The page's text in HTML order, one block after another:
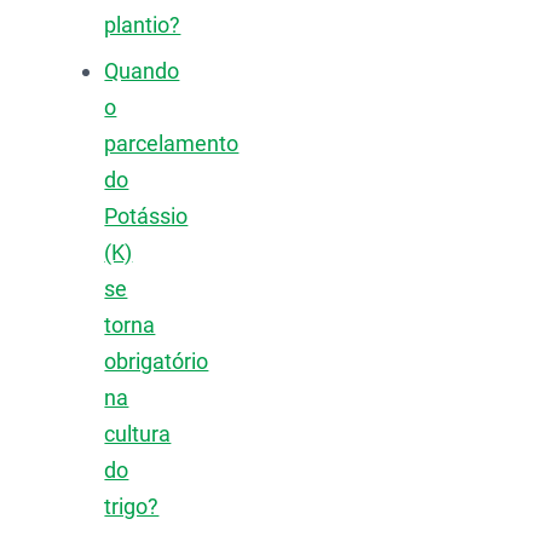
plantio?
Quando
o
parcelamento
do
Potássio
(K)
se
torna
obrigatório
na
cultura
do
trigo?